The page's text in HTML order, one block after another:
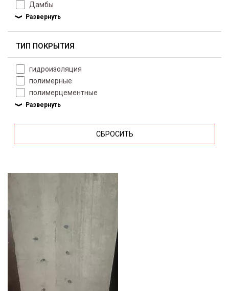
Дамбы
ТИП ПОКРЫТИЯ
гидроизоляция
полимерные
полимерцементные
СБРОСИТЬ